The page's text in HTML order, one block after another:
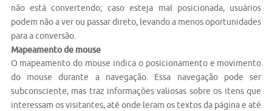
não está convertendo; caso esteja mal posicionada, usuários
podem não a ver ou passar direto, levando a menos oportunidades
para a conversão.
Mapeamento de mouse
O mapeamento do mouse indica o posicionamento e movimento
do mouse durante a navegação. Essa navegação pode ser
subconsciente, mas traz informações valiosas sobre os itens que
interessam os visitantes, até onde leram os textos da página e até